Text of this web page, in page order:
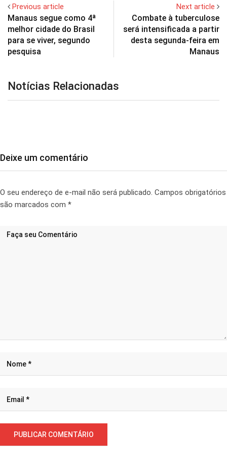
Previous article
Manaus segue como 4ª
melhor cidade do Brasil
para se viver, segundo
pesquisa
Next article
Combate à tuberculose
será intensificada a partir
desta segunda-feira em
Manaus
Notícias Relacionadas
Deixe um comentário
O seu endereço de e-mail não será publicado. Campos obrigatórios
são marcados com *